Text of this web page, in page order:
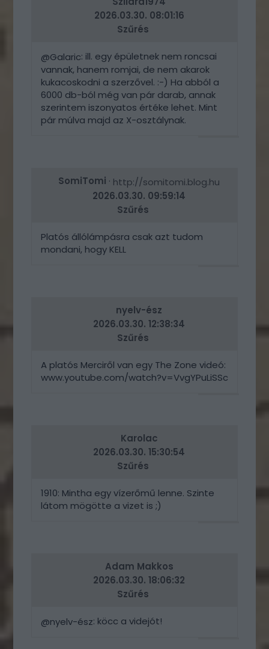
2026.03.30. 08:01:16
Szűrés
@Galaric: ill. egy épületnek nem roncsai
vannak, hanem romjai, de nem akarok
kukacoskodni a szerzővel. :-) Ha abból a
6000 db-ból még van pár darab, annak
szerintem iszonyatos értéke lehet. Mint
pár múlva majd az X-osztálynak.
SomiTomi · http://somitomi.blog.hu
2026.03.30. 09:59:14
Szűrés
Platós állólámpásra csak azt tudom
mondani, hogy KELL
nyelv-ész
2026.03.30. 12:38:34
Szűrés
A platós Merciről van egy The Zone videó:
www.youtube.com/watch?v=VvgYPuLiSSc
Karolac
2026.03.30. 15:30:54
Szűrés
1910: Mintha egy vízerőmű lenne. Szinte
látom mögötte a vizet is ;)
Adam Makkos
2026.03.30. 18:06:32
Szűrés
@nyelv-ész: köcc a videjót!